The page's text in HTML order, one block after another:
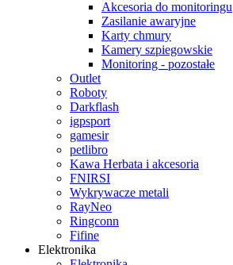
Akcesoria do monitoringu
Zasilanie awaryjne
Karty chmury
Kamery szpiegowskie
Monitoring - pozostałe
Outlet
Roboty
Darkflash
igpsport
gamesir
petlibro
Kawa Herbata i akcesoria
FNIRSI
Wykrywacze metali
RayNeo
Ringconn
Fifine
Elektronika